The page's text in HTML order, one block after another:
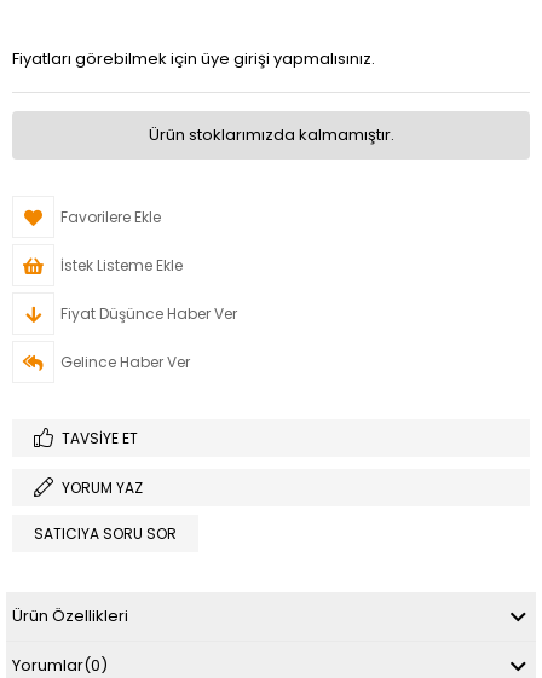
Fiyatları görebilmek için üye girişi yapmalısınız.
Ürün stoklarımızda kalmamıştır.
Favorilere Ekle
İstek Listeme Ekle
Fiyat Düşünce Haber Ver
Gelince Haber Ver
TAVSIYE ET
YORUM YAZ
SATICIYA SORU SOR
Ürün Özellikleri
Yorumlar(0)